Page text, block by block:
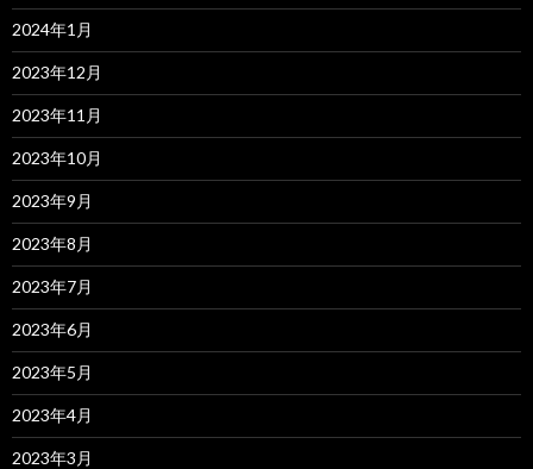
2024年1月
2023年12月
2023年11月
2023年10月
2023年9月
2023年8月
2023年7月
2023年6月
2023年5月
2023年4月
2023年3月